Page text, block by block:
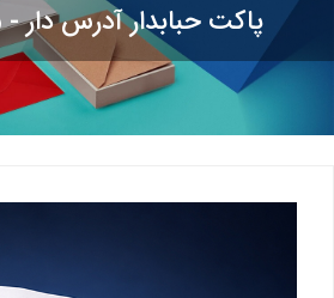
پاکت حبابدار آدرس دار - B5 اقتصادی